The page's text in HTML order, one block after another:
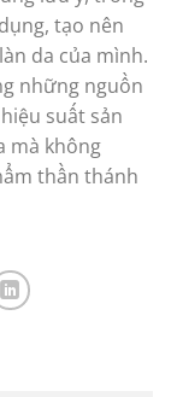
tạo nên
da của mình.
những nguồn
suất sản
mà không
thần thánh